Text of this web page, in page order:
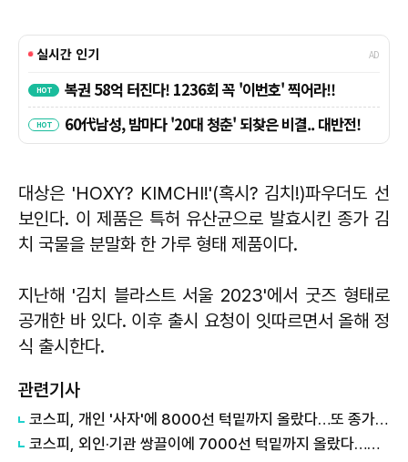
대상은 'HOXY? KIMCHI!'(혹시? 김치!)파우더도 선
보인다. 이 제품은 특허 유산균으로 발효시킨 종가 김
치 국물을 분말화 한 가루 형태 제품이다.
지난해 '김치 블라스트 서울 2023'에서 굿즈 형태로
공개한 바 있다. 이후 출시 요청이 잇따르면서 올해 정
식 출시한다.
관련기사
코스피, 개인 '사자'에 8000선 턱밑까지 올랐다…또 종가 기준 전고점
코스피, 외인·기관 쌍끌이에 7000선 턱밑까지 올랐다…종가 기준 사상 최고